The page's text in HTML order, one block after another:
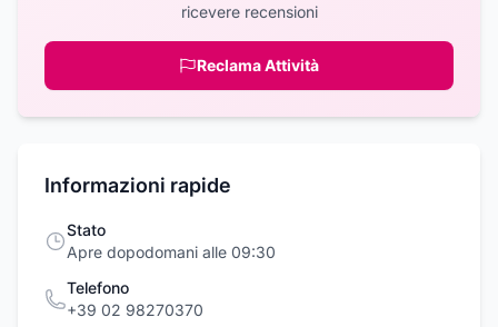
ricevere recensioni
Reclama Attività
Informazioni rapide
Stato
Apre dopodomani alle 09:30
Telefono
+39 02 98270370